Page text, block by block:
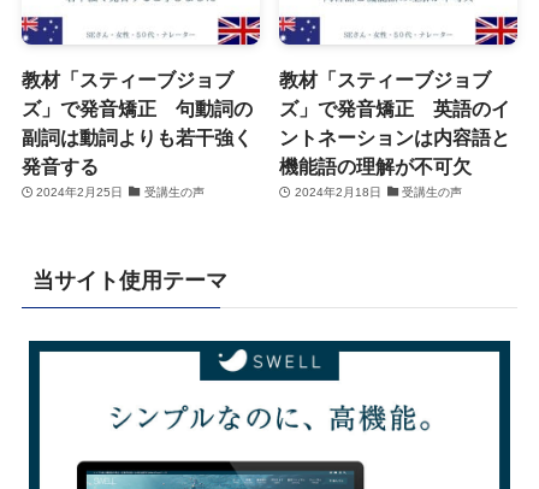
教材「スティーブジョブ
ズ」で発音矯正 句動詞の
副詞は動詞よりも若干強く
発音する
2024年2月25日 受講生の声
教材「スティーブジョブ
ズ」で発音矯正 英語のイ
ントネーションは内容語と
機能語の理解が不可欠
2024年2月18日 受講生の声
当サイト使用テーマ